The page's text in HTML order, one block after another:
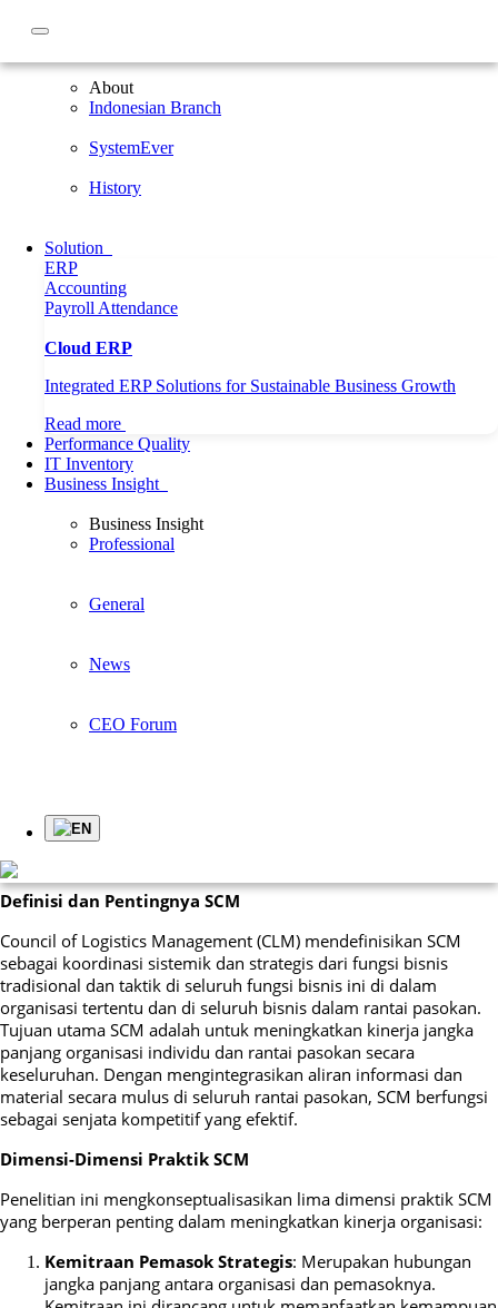
About
Indonesian Branch
SystemEver
History
Solution
ERP
Accounting
Payroll Attendance
Cloud ERP
Integrated ERP Solutions for Sustainable Business Growth
Read more
Performance Quality
IT Inventory
Business Insight
Business Insight
Professional
General
News
CEO Forum
EN
Home Article Meningkatkan Kinerja Organisasi melalui Manajemen
Rantai Pasokan yang Efektif
Manajemen Rantai Pasokan yang Efektif
yang efektif telah menjadi cara yang sangat berharga untuk
membahas pentingnya praktik SCM, dimensi-dimensi utama
yang berkontribusi terhadap keefektifan SCM, serta dampaknya
terhadap keunggulan kompetitif dan kinerja organisasi.
Definisi dan Pentingnya SCM
Council of Logistics Management (CLM) mendefinisikan SCM
sebagai koordinasi sistemik dan strategis dari fungsi bisnis
tradisional dan taktik di seluruh fungsi bisnis ini di dalam
organisasi tertentu dan di seluruh bisnis dalam rantai pasokan.
Tujuan utama SCM adalah untuk meningkatkan kinerja jangka
panjang organisasi individu dan rantai pasokan secara
keseluruhan. Dengan mengintegrasikan aliran informasi dan
material secara mulus di seluruh rantai pasokan, SCM berfungsi
sebagai senjata kompetitif yang efektif.
Dimensi-Dimensi Praktik SCM
Penelitian ini mengkonseptualisasikan lima dimensi praktik SCM
yang berperan penting dalam meningkatkan kinerja organisasi:
Kemitraan Pemasok Strategis: Merupakan hubungan
jangka panjang antara organisasi dan pemasoknya.